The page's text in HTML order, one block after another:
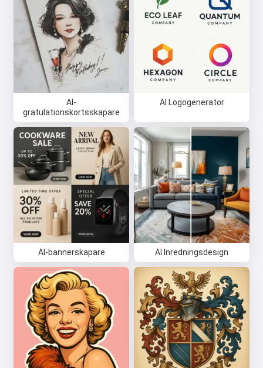
AI-
gratulationskortsskapare
AI Logogenerator
AI-bannerskapare AI Inredningsdesign